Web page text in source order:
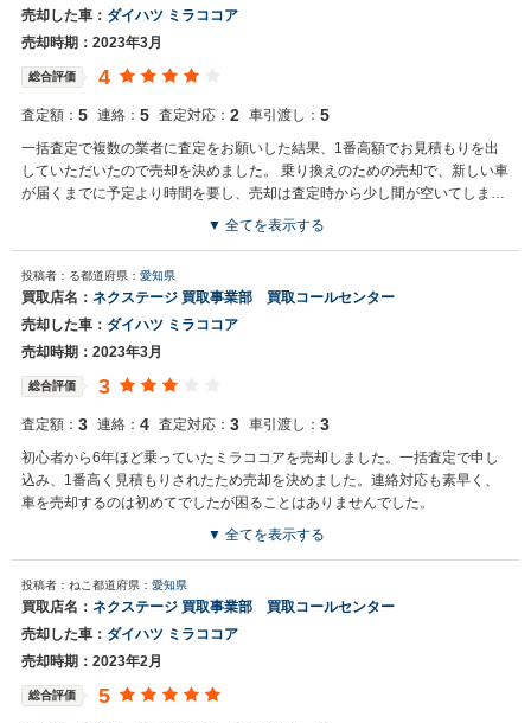
売却した車： ダイハツ ミラココア
売却時期：2023年3月
総合評価 4
査定額： 5 連絡： 5 査定対応： 2 車引渡し： 5
一括査定で複数の業者に査定をお願いした結果、1番高額でお見積もりを出
していただいたので売却を決めました。 乗り換えのための売却で、新しい車
が届くまでに予定より時間を要し、売却は査定時から少し間が空いてしまっ
たため、最初のお見積もりより少し金額は下がりましたが、丁寧に対応して
▼ 全てを表示する
投稿者：る都道府県： 愛知県
買取店名： ネクステージ 買取事業部 買取コールセンター
売却した車： ダイハツ ミラココア
売却時期：2023年3月
総合評価 3
査定額： 3 連絡： 4 査定対応： 3 車引渡し： 3
初心者から6年ほど乗っていたミラココアを売却しました。一括査定で申し
込み、1番高く見積もりされたため売却を決めました。連絡対応も素早く、
車を売却するのは初めてでしたが困ることはありませんでした。
▼ 全てを表示する
投稿者：ねこ 都道府県： 愛知県
買取店名： ネクステージ 買取事業部 買取コールセンター
売却した車： ダイハツ ミラココア
売却時期：2023年2月
総合評価 5